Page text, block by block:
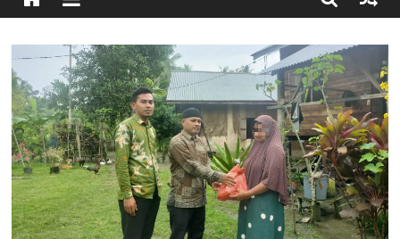
Timur
Simpang
Ulim,
Aceh
Timur